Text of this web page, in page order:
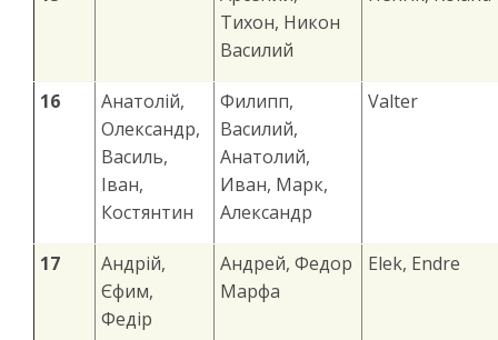
Тихон, Никон
Василий
16
Анатолій,
Олександр,
Василь,
Іван,
Костянтин
Филипп,
Василий,
Анатолий,
Иван, Марк,
Александр
Valter
17
Андрій,
Єфим,
Федір
Андрей, Федор
Марфа
Elek, Endre